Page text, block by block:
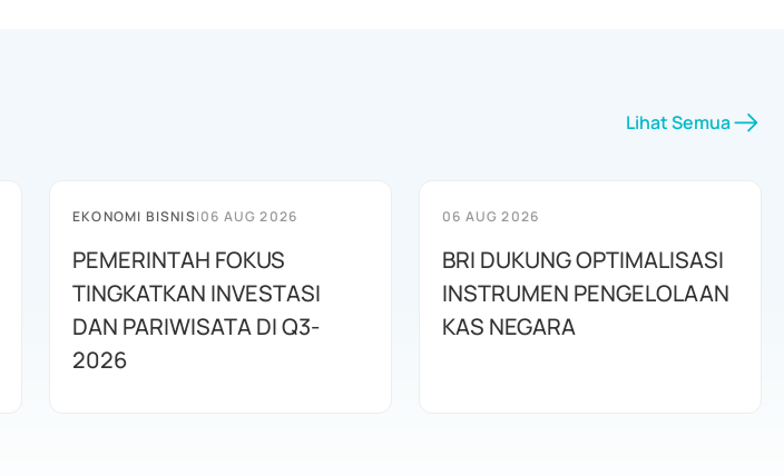
Lihat Semua
EKONOMI BISNIS|06 AUG 2026
PEMERINTAH FOKUS
TINGKATKAN INVESTASI
DAN PARIWISATA DI Q3-
2026
06 AUG 2026
BRI DUKUNG OPTIMALISASI
INSTRUMEN PENGELOLAAN
KAS NEGARA